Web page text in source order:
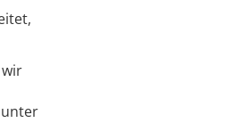
unter